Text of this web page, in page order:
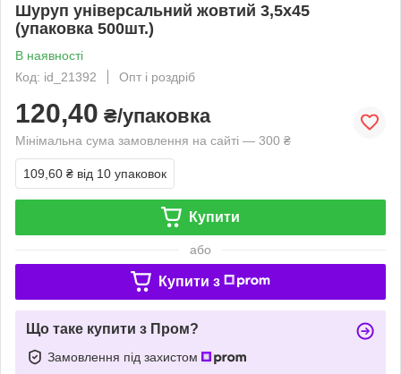
Шуруп універсальний жовтий 3,5х45
(упаковка 500шт.)
В наявності
Код: id_21392
Опт і роздріб
120,40 ₴/упаковка
Мінімальна сума замовлення на сайті — 300 ₴
109,60 ₴ від 10 упаковок
Купити
або
Купити з
Що таке купити з Пром?
Замовлення під захистом